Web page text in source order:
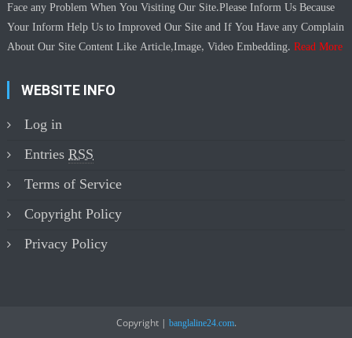
Face any Problem When You Visiting Our Site.Please Inform Us Because
Your Inform Help Us to Improved Our Site and If You Have any Complain
About Our Site Content Like Article,Image, Video Embedding.Read More
WEBSITE INFO
Log in
EntriesRSS
Terms of Service
Copyright Policy
Privacy Policy
Copyright | banglaline24.com.